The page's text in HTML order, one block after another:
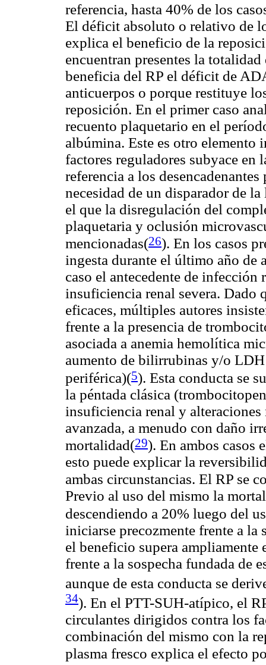
referencia, hasta 40% de los
El déficit absoluto o relativo de
explica el beneficio de la
encuentran presentes la
beneficia del RP el déficit de
anticuerpos o porque restituye
reposición. En el primer caso
recuento plaquetario en el
albúmina. Este es otro elemento
factores reguladores subyace
referencia a los
necesidad de un disparador de
el que la disregulación del
plaquetaria y oclusión
mencionadas(26). En los casos
ingesta durante el último año de
caso el antecedente de
insuficiencia renal severa. Dado
eficaces, múltiples autores
frente a la presencia de
asociada a anemia hemolítica
aumento de bilirrubinas y/o
periférica)(5). Esta conducta se
la péntada clásica
insuficiencia renal y
avanzada, a menudo con daño
mortalidad(29). En ambos casos
esto puede explicar la
ambas circunstancias. El RP se
Previo al uso del mismo la
descendiendo a 20% luego del
iniciarse precozmente frente a
el beneficio supera ampliamente
frente a la sospecha fundada de
aunque de esta conducta se
34). En el PTT-SUH-atípico, el
circulantes dirigidos contra los
combinación del mismo con la
plasma fresco explica el efecto